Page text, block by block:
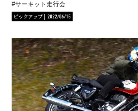
サーキット走行会
ピックアップ
2022/06/15